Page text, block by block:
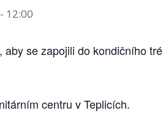
- 12:00
aby se zapojili do kondičního
centru v Teplicích.